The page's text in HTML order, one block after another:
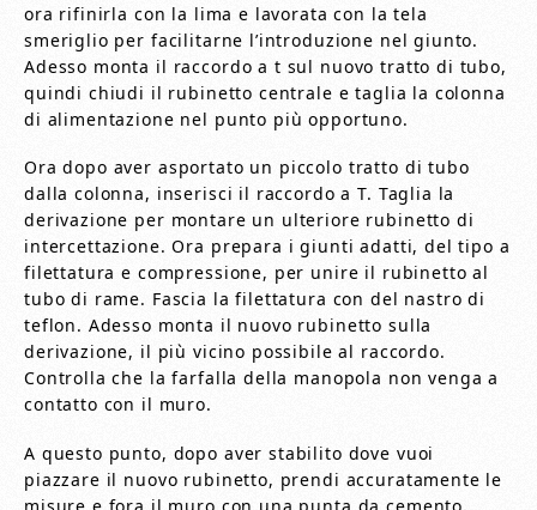
ora rifinirla con la lima e lavorata con la tela
smeriglio per facilitarne l’introduzione nel giunto.
Adesso monta il raccordo a t sul nuovo tratto di tubo,
quindi chiudi il rubinetto centrale e taglia la colonna
di alimentazione nel punto più opportuno.
Ora dopo aver asportato un piccolo tratto di tubo
dalla colonna, inserisci il raccordo a T. Taglia la
derivazione per montare un ulteriore rubinetto di
intercettazione. Ora prepara i giunti adatti, del tipo a
filettatura e compressione, per unire il rubinetto al
tubo di rame. Fascia la filettatura con del nastro di
teflon. Adesso monta il nuovo rubinetto sulla
derivazione, il più vicino possibile al raccordo.
Controlla che la farfalla della manopola non venga a
contatto con il muro.
A questo punto, dopo aver stabilito dove vuoi
piazzare il nuovo rubinetto, prendi accuratamente le